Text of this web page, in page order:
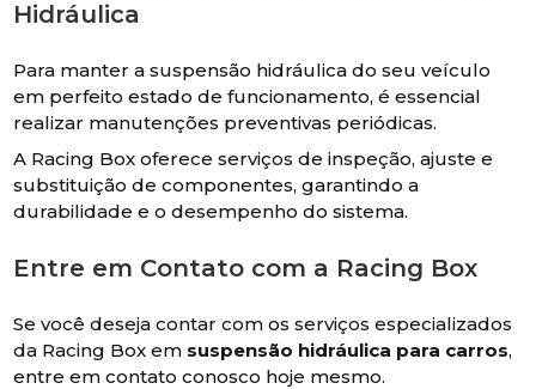
Hidráulica
Para manter a suspensão hidráulica do seu veículo
em perfeito estado de funcionamento, é essencial
realizar manutenções preventivas periódicas.
A Racing Box oferece serviços de inspeção, ajuste e
substituição de componentes, garantindo a
durabilidade e o desempenho do sistema.
Entre em Contato com a Racing Box
Se você deseja contar com os serviços especializados
da Racing Box em suspensão hidráulica para carros,
entre em contato conosco hoje mesmo.